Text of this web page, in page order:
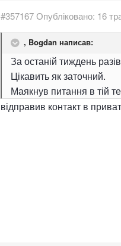
#357167Опубліковано: 16
, Bogdan написав:
За останій тиждень
Цікавить як заточний.
Маякнув питання в тій
відправив контакт в